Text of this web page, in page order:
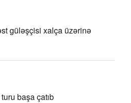
güləşçisi xalça üzərinə
başa çatıb